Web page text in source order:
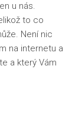
u nás.
to co
Není nic
na internetu a
a který Vám